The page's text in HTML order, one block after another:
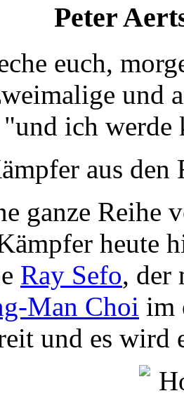
Peter
euch,
und
ich werde
aus den
ganze Reihe
heute
Ray Sefo, der
Man Choi im
und es